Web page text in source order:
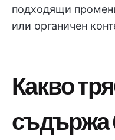
подходящи
или органичен
Какво
съдържа